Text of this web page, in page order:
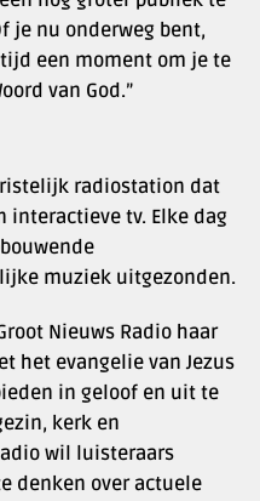
je nu onderweg bent,
een moment om je te
van God.”
radiostation dat
interactieve tv. Elke dag
muziek uitgezonden.
Nieuws Radio haar
het evangelie van Jezus
in geloof en uit te
kerk en
wil luisteraars
denken over actuele